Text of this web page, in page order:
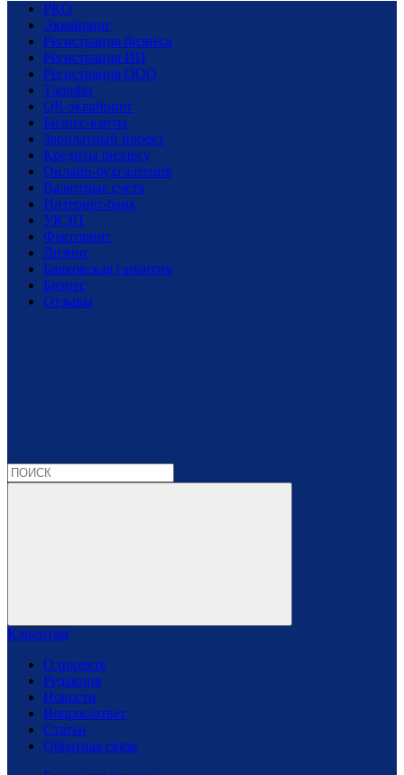
РКО
Эквайринг
Регистрация бизнеса
Регистрация ИП
Регистрация ООО
Тарифы
QR-эквайринг
Бизнес-карты
Зарплатный проект
Кредиты бизнесу
Онлайн-бухгалтерия
Валютные счета
Интернет-банк
УКЭП
Факторинг
Лизинг
Банковская гарантия
Бизнес
Отзывы
Клиентам
О проекте
Редакция
Новости
Вопрос/ответ
Статьи
Обратная связь